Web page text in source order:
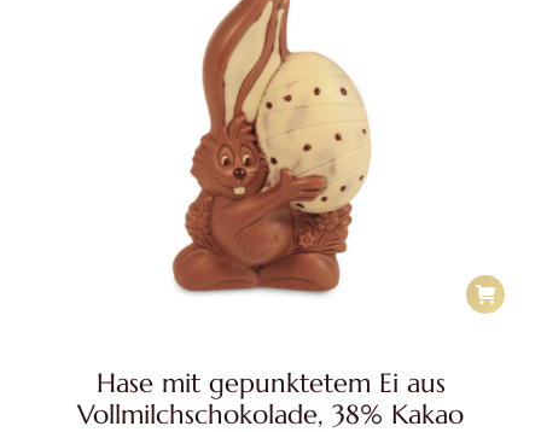
Hase mit gepunktetem Ei aus
Vollmilchschokolade, 38% Kakao